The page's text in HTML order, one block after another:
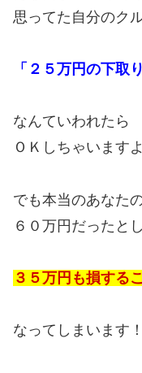
思ってた自分のク
「２５万円の下取
なんていわれたら
ＯＫしちゃいます
でも本当のあなた
６０万円だったと
３５万円も損する
なってしまいます！